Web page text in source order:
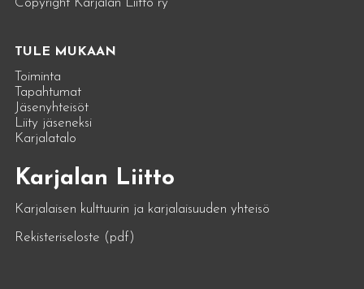
TULE MUKAAN
Toiminta
Tapahtumat
Jäsenyhteisöt
Liity jäseneksi
Karjalatalo
Karjalan Liitto
Karjalaisen kulttuurin ja karjalaisuuden yhteisö
Rekisteriseloste (pdf)